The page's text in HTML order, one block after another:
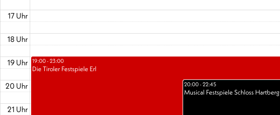
17 Uhr
18 Uhr
19 Uhr
20 Uhr
21 Uhr
19:00 - 23:00
Die Tiroler Festspiele Erl
20:00 - 22:45
Musical Festspiele Schloss Hartberg